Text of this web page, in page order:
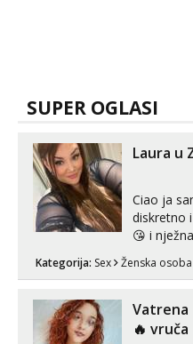
SUPER OGLASI
Laura u
Ciao ja
diskretno
😘 i
Pusenje i
tijelu Iskljucivo neradim analni !!! I
Kategorija: Sex Ženska
Vatrena
‎️‍🔥 vruča‎